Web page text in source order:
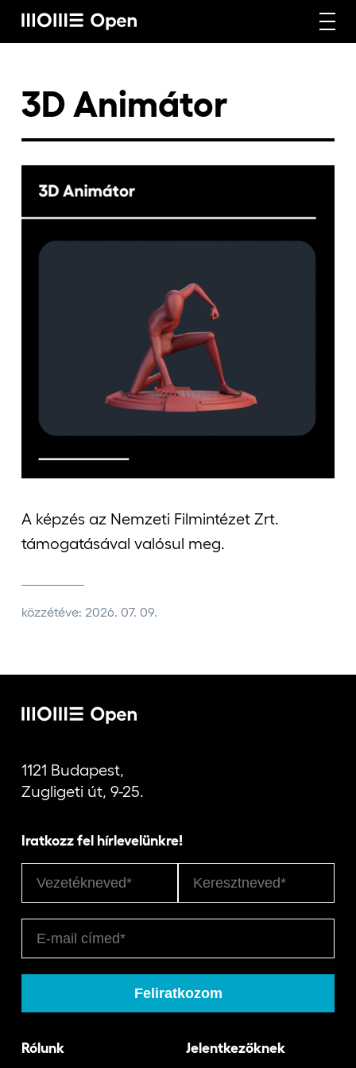
Vállalati képzéseink
Hírek
Jelentkezőknek
3D Animátor
A képzés az Nemzeti Filmintézet Zrt.
támogatásával valósul meg.
közzétéve: 2026. 07. 09.
1121 Budapest,
Zugligeti út, 9-25.
Iratkozz fel hírlevelünkre!
Rólunk Jelentkezőknek